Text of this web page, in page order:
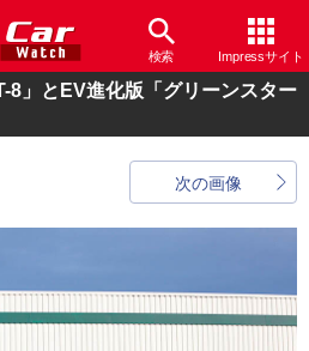
検索 Impressサイト
8」とEV進化版「グリーンスター
次の画像